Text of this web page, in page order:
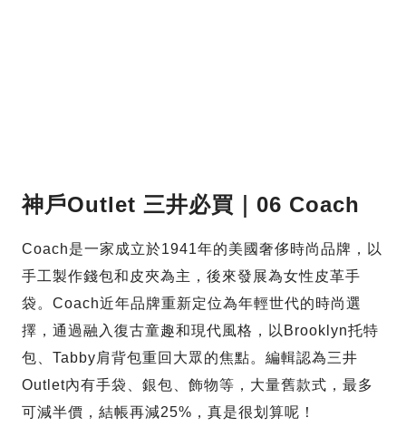
神戶Outlet 三井必買｜06 Coach
Coach是一家成立於1941年的美國奢侈時尚品牌，以
手工製作錢包和皮夾為主，後來發展為女性皮革手
袋。Coach近年品牌重新定位為年輕世代的時尚選
擇，通過融入復古童趣和現代風格，以Brooklyn托特
包、Tabby肩背包重回大眾的焦點。編輯認為三井
Outlet內有手袋、銀包、飾物等，大量舊款式，最多
可減半價，結帳再減25%，真是很划算呢！